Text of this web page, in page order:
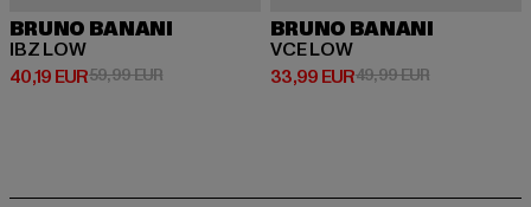
BRUNO BANANI
IBZ LOW
40,19 EUR
Derzeitiger Preis: 40,19 EUR
59,99 EURAktionspreis: 59,99 EUR
BRUNO BANANI
VCE LOW
33,99 EUR
Derzeitiger Preis: 33,99 EUR
49,99 EURAktionspreis: